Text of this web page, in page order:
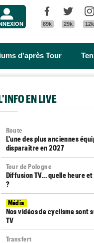
Facebook
89k
Twitter
29k 12k
d'après Tour
EN LIVE
Route
L'une des plus anciennes
disparaître en 2027
Tour de Pologne
Diffusion TV... quelle heure
?
Média
Nos vidéos de cyclisme sont
TV
Transfert